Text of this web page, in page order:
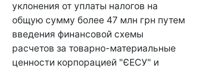
уклонения от уплаты налогов на
общую сумму более 47 млн грн путем
введения финансовой схемы
расчетов за товарно-материальные
ценности корпорацией "ЄЕСУ" и